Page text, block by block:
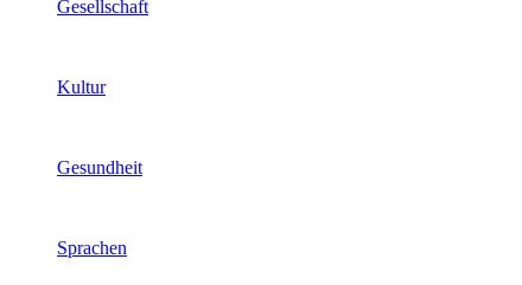
Gesellschaft
Kultur
Gesundheit
Sprachen